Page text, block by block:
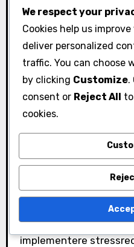
med å forutsi
mestringsstrategier på
finner at hormonelle
bidra til å stabilisere
det er viktig å
personlige råd.
Stress kan forverre
under PMS. Høye
følelser av angst og
det vanskeligere å
humørforandringer. Å
implementere
We respect your
Cookies help us
deliver personalized
traffic. You can choose
by clicking Customize.
consent or Reject All
cookies.